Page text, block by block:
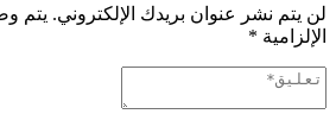
لن يتم نشر عنوان بريدك الإلكتروني. يتم
الإلزامية *